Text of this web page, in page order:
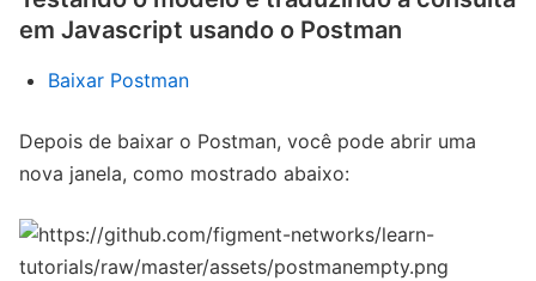
em Javascript usando o Postman
Baixar Postman
Depois de baixar o Postman, você pode abrir uma
nova janela, como mostrado abaixo: